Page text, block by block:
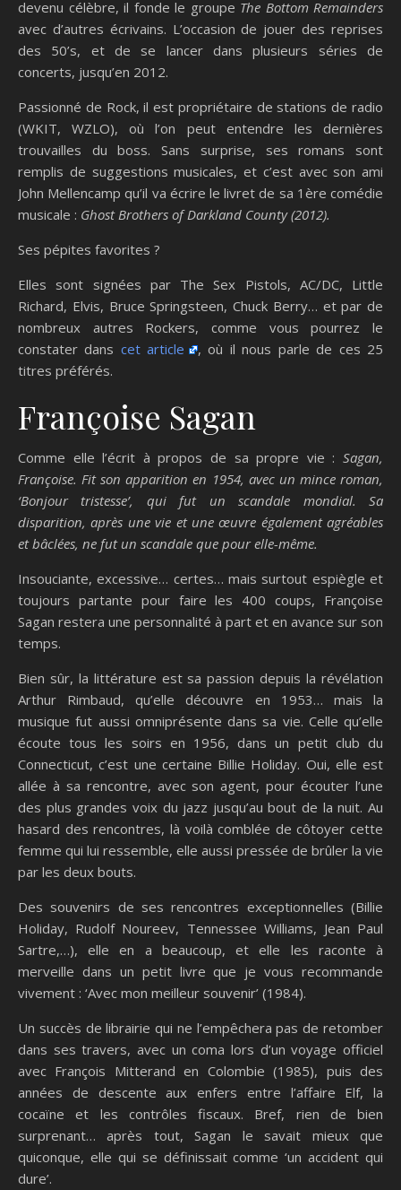
devenu célèbre, il fonde le groupe The Bottom Remainders
avec d’autres écrivains. L’occasion de jouer des reprises
des 50’s, et de se lancer dans plusieurs séries de
concerts, jusqu’en 2012.
Passionné de Rock, il est propriétaire de stations de radio
(WKIT, WZLO), où l’on peut entendre les dernières
trouvailles du boss. Sans surprise, ses romans sont
remplis de suggestions musicales, et c’est avec son ami
John Mellencamp qu’il va écrire le livret de sa 1ère comédie
musicale : Ghost Brothers of Darkland County (2012).
Ses pépites favorites ?
Elles sont signées par The Sex Pistols, AC/DC, Little
Richard, Elvis, Bruce Springsteen, Chuck Berry… et par de
nombreux autres Rockers, comme vous pourrez le
constater dans cet article
, où il nous parle de ces 25
titres préférés.
Françoise Sagan
Comme elle l’écrit à propos de sa propre vie : Sagan,
Françoise. Fit son apparition en 1954, avec un mince roman,
‘Bonjour tristesse’, qui fut un scandale mondial. Sa
disparition, après une vie et une œuvre également agréables
et bâclées, ne fut un scandale que pour elle-même.
Insouciante, excessive… certes… mais surtout espiègle et
toujours partante pour faire les 400 coups, Françoise
Sagan restera une personnalité à part et en avance sur son
temps.
Bien sûr, la littérature est sa passion depuis la révélation
Arthur Rimbaud, qu’elle découvre en 1953… mais la
musique fut aussi omniprésente dans sa vie. Celle qu’elle
écoute tous les soirs en 1956, dans un petit club du
Connecticut, c’est une certaine Billie Holiday. Oui, elle est
allée à sa rencontre, avec son agent, pour écouter l’une
des plus grandes voix du jazz jusqu’au bout de la nuit. Au
hasard des rencontres, là voilà comblée de côtoyer cette
femme qui lui ressemble, elle aussi pressée de brûler la vie
par les deux bouts.
Des souvenirs de ses rencontres exceptionnelles (Billie
Holiday, Rudolf Noureev, Tennessee Williams, Jean Paul
Sartre,…), elle en a beaucoup, et elle les raconte à
merveille dans un petit livre que je vous recommande
vivement : ‘Avec mon meilleur souvenir’ (1984).
Un succès de librairie qui ne l’empêchera pas de retomber
dans ses travers, avec un coma lors d’un voyage officiel
avec François Mitterand en Colombie (1985), puis des
années de descente aux enfers entre l’affaire Elf, la
cocaïne et les contrôles fiscaux. Bref, rien de bien
surprenant… après tout, Sagan le savait mieux que
quiconque, elle qui se définissait comme ‘un accident qui
dure’.